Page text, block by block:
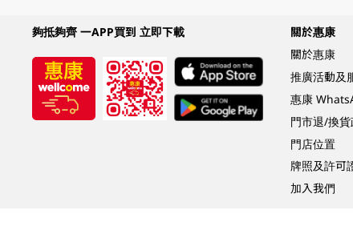
夠抵夠齊 一APP買到 立即下載
關於惠康
關於惠康
推廣活動及
惠康
門市退/換
門店位置
牌照及許可
加入我們